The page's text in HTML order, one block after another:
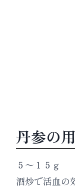
丹参の
５～１５ｇ
酒炒で活血の